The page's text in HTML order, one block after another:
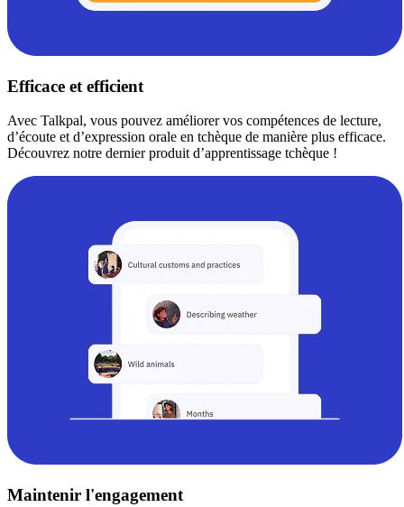
Efficace et efficient
Avec Talkpal, vous pouvez améliorer vos compétences de lecture,
d’écoute et d’expression orale en tchèque de manière plus efficace.
Découvrez notre dernier produit d’apprentissage tchèque !
Maintenir l'engagement